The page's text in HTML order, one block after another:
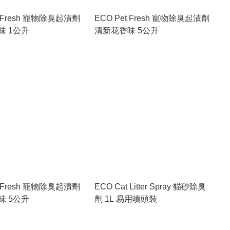
寵物除臭起漬劑
1公升
ECO Pet Fresh 寵物除臭起漬劑
清新花香味 5公升
寵物除臭起漬劑
5公升
ECO Cat Litter Spray 貓砂除臭
劑 1L 易用噴頭裝